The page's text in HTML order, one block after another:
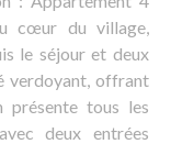
cœur du village,
le séjour et deux
verdoyant, offrant
présente tous les
deux entrées